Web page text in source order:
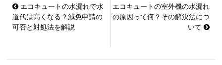
エコキュートの水漏れで水
道代は高くなる？減免申請の
可否と対処法を解説
エコキュートの室外機の水漏れ
の原因って何？その解決法につ
いて